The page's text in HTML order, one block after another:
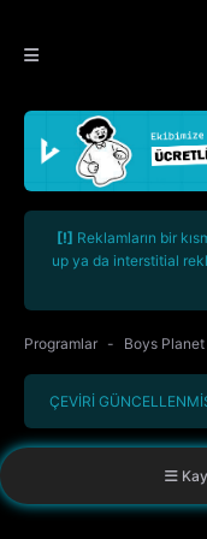
[!] Reklamların bir
up ya da interstitial
Programlar Boys Planet
ÇEVİRİ